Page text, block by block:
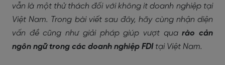
vẫn là một thử thách đối với không it doanh nghiệp tại
Việt Nam. Trong bài viết sau đây, hãy cùng nhận diện
vấn đề cũng như giải pháp giúp vượt quarào cản
ngôn ngữ trong các doanh nghiệp FDI tại Việt Nam.